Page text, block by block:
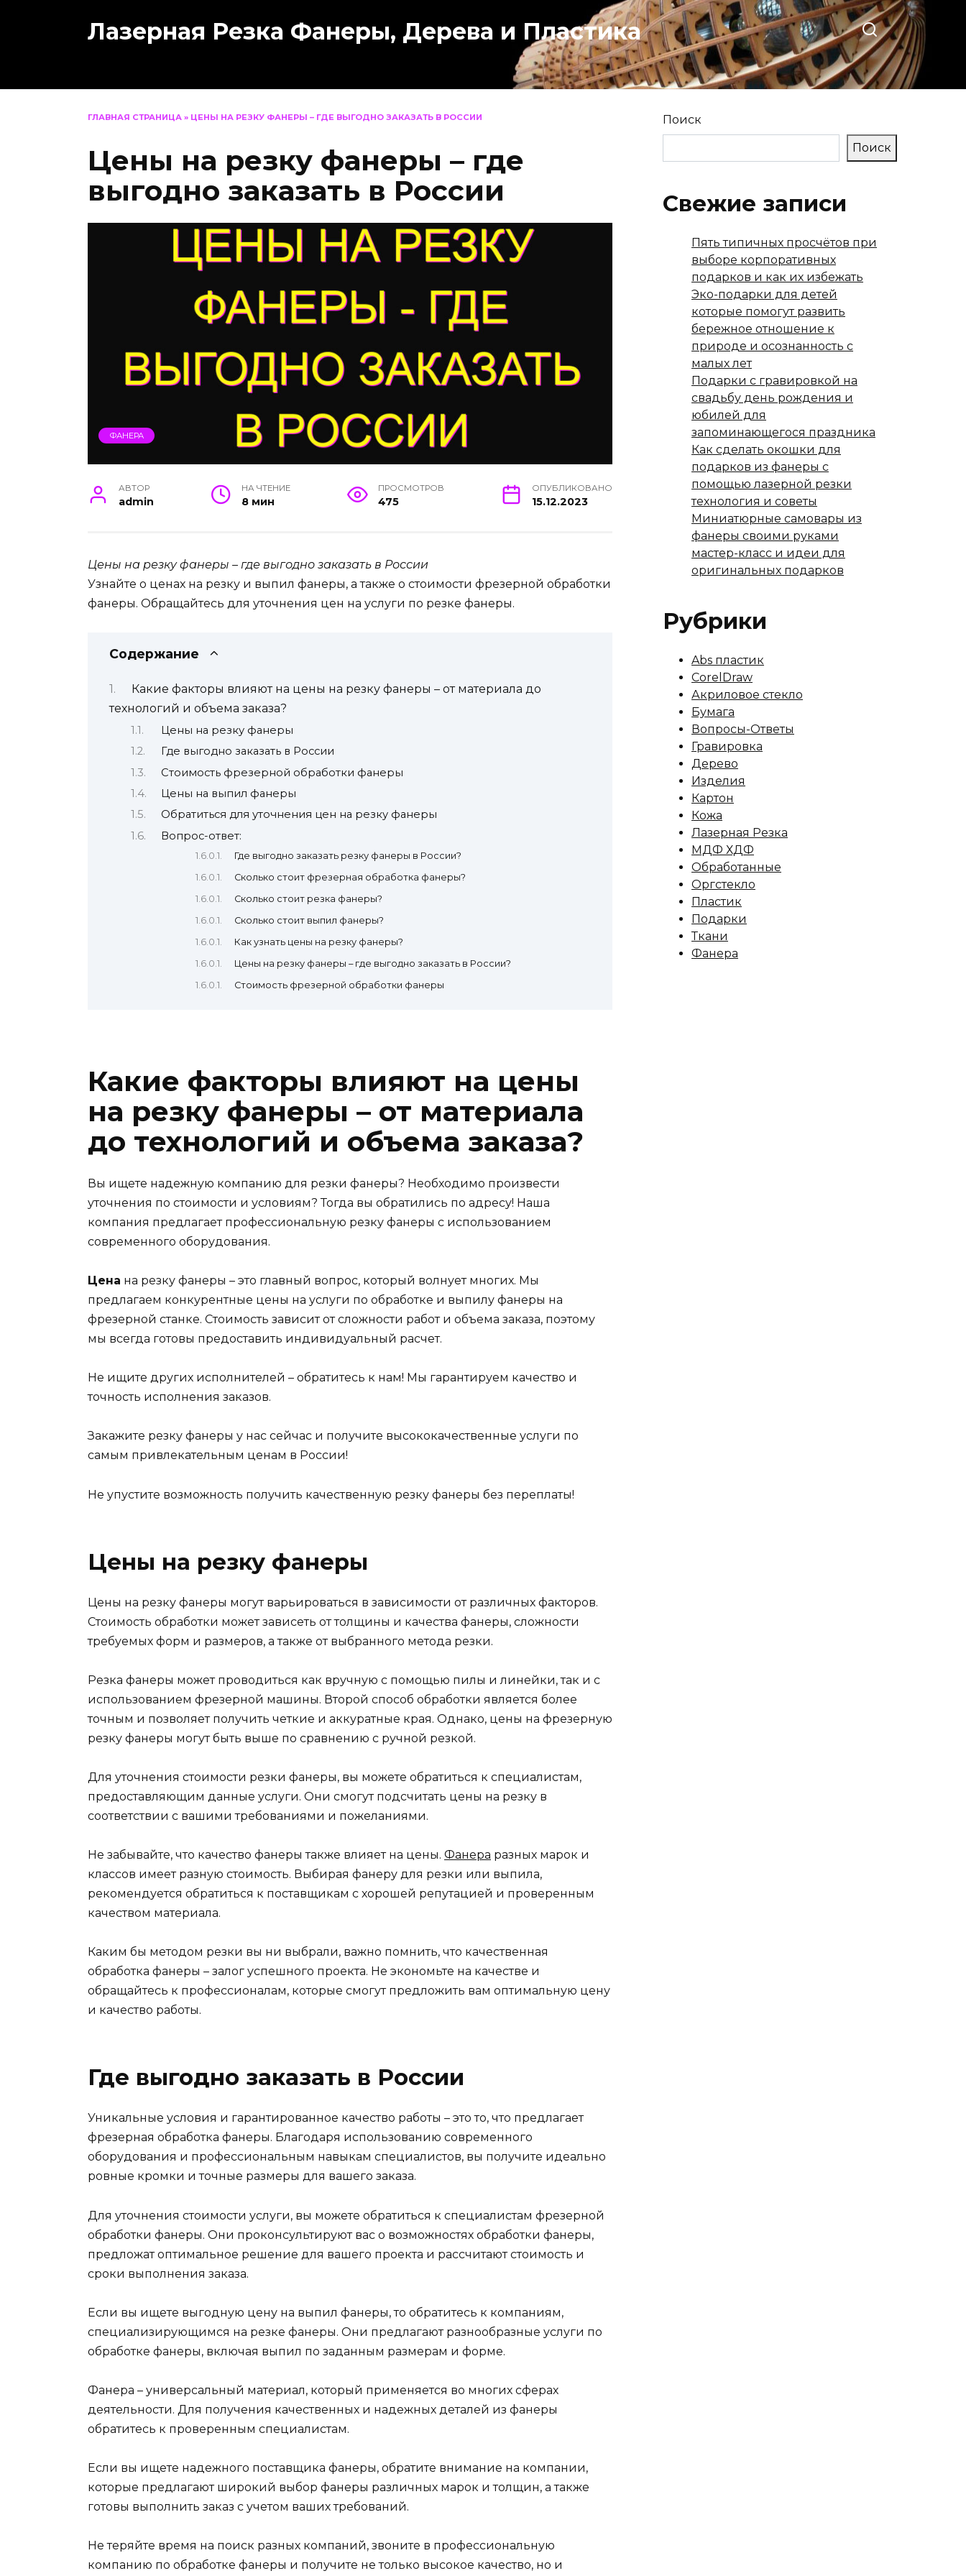
Лазерная Резка Фанеры, Дерева и Пластика
ГЛАВНАЯ СТРАНИЦА » ЦЕНЫ НА РЕЗКУ ФАНЕРЫ – ГДЕ ВЫГОДНО ЗАКАЗАТЬ В РОССИИ
Цены на резку фанеры – где
выгодно заказать в России
ФАНЕРА
АВТОР
admin
НА ЧТЕНИЕ
8 мин
ПРОСМОТРОВ
475
ОПУБЛИКОВАНО
15.12.2023
Цены на резку фанеры – где выгодно заказать в России
Узнайте о ценах на резку и выпил фанеры, а также о стоимости фрезерной обработки
фанеры. Обращайтесь для уточнения цен на услуги по резке фанеры.
Содержание
Какие факторы влияют на цены на резку фанеры – от материала до
технологий и объема заказа?
Цены на резку фанеры
Где выгодно заказать в России
Стоимость фрезерной обработки фанеры
Цены на выпил фанеры
Обратиться для уточнения цен на резку фанеры
Вопрос-ответ:
Где выгодно заказать резку фанеры в России?
Сколько стоит фрезерная обработка фанеры?
Сколько стоит резка фанеры?
Сколько стоит выпил фанеры?
Как узнать цены на резку фанеры?
Цены на резку фанеры – где выгодно заказать в России?
Стоимость фрезерной обработки фанеры
Какие факторы влияют на цены
на резку фанеры – от материала
до технологий и объема заказа?
Вы ищете надежную компанию для резки фанеры? Необходимо произвести
уточнения по стоимости и условиям? Тогда вы обратились по адресу! Наша
компания предлагает профессиональную резку фанеры с использованием
современного оборудования.
Цена на резку фанеры – это главный вопрос, который волнует многих. Мы
предлагаем конкурентные цены на услуги по обработке и выпилу фанеры на
фрезерной станке. Стоимость зависит от сложности работ и объема заказа, поэтому
мы всегда готовы предоставить индивидуальный расчет.
Не ищите других исполнителей – обратитесь к нам! Мы гарантируем качество и
точность исполнения заказов.
Закажите резку фанеры у нас сейчас и получите высококачественные услуги по
самым привлекательным ценам в России!
Не упустите возможность получить качественную резку фанеры без переплаты!
Цены на резку фанеры
Цены на резку фанеры могут варьироваться в зависимости от различных факторов.
Стоимость обработки может зависеть от толщины и качества фанеры, сложности
требуемых форм и размеров, а также от выбранного метода резки.
Резка фанеры может проводиться как вручную с помощью пилы и линейки, так и с
использованием фрезерной машины. Второй способ обработки является более
точным и позволяет получить четкие и аккуратные края. Однако, цены на фрезерную
резку фанеры могут быть выше по сравнению с ручной резкой.
Для уточнения стоимости резки фанеры, вы можете обратиться к специалистам,
предоставляющим данные услуги. Они смогут подсчитать цены на резку в
соответствии с вашими требованиями и пожеланиями.
Не забывайте, что качество фанеры также влияет на цены. Фанера разных марок и
классов имеет разную стоимость. Выбирая фанеру для резки или выпила,
рекомендуется обратиться к поставщикам с хорошей репутацией и проверенным
качеством материала.
Каким бы методом резки вы ни выбрали, важно помнить, что качественная
обработка фанеры – залог успешного проекта. Не экономьте на качестве и
обращайтесь к профессионалам, которые смогут предложить вам оптимальную цену
и качество работы.
Где выгодно заказать в России
Уникальные условия и гарантированное качество работы – это то, что предлагает
фрезерная обработка фанеры. Благодаря использованию современного
оборудования и профессиональным навыкам специалистов, вы получите идеально
ровные кромки и точные размеры для вашего заказа.
Для уточнения стоимости услуги, вы можете обратиться к специалистам фрезерной
обработки фанеры. Они проконсультируют вас о возможностях обработки фанеры,
предложат оптимальное решение для вашего проекта и рассчитают стоимость и
сроки выполнения заказа.
Если вы ищете выгодную цену на выпил фанеры, то обратитесь к компаниям,
специализирующимся на резке фанеры. Они предлагают разнообразные услуги по
обработке фанеры, включая выпил по заданным размерам и форме.
Фанера – универсальный материал, который применяется во многих сферах
деятельности. Для получения качественных и надежных деталей из фанеры
обратитесь к проверенным специалистам.
Если вы ищете надежного поставщика фанеры, обратите внимание на компании,
которые предлагают широкий выбор фанеры различных марок и толщин, а также
готовы выполнить заказ с учетом ваших требований.
Не теряйте время на поиск разных компаний, звоните в профессиональную
компанию по обработке фанеры и получите не только высокое качество, но и
Поиск
Поиск
Свежие записи
Пять типичных просчётов при
выборе корпоративных
подарков и как их избежать
Эко-подарки для детей
которые помогут развить
бережное отношение к
природе и осознанность с
малых лет
Подарки с гравировкой на
свадьбу день рождения и
юбилей для
запоминающегося праздника
Как сделать окошки для
подарков из фанеры с
помощью лазерной резки
технология и советы
Миниатюрные самовары из
фанеры своими руками
мастер-класс и идеи для
оригинальных подарков
Рубрики
Abs пластик
CorelDraw
Акриловое стекло
Бумага
Вопросы-Ответы
Гравировка
Дерево
Изделия
Картон
Кожа
Лазерная Резка
МДФ ХДФ
Обработанные
Оргстекло
Пластик
Подарки
Ткани
Фанера